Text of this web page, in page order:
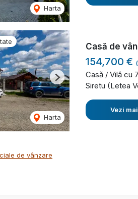
Harta
Harta
Next
Casă de
154,700 €
Casă / Vilă cu
Siretu (Letea
Vezi
de vânzare